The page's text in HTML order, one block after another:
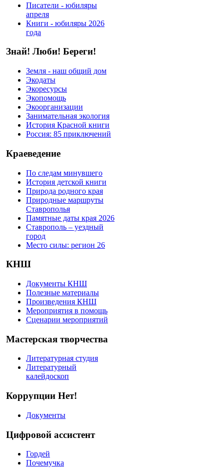
Писатели - юбиляры
апреля
Книги - юбиляры 2026
года
Знай! Люби! Береги!
Земля - наш общий дом
Экодаты
Экоресурсы
Экопомощь
Экоорганизации
Занимательная экология
История Красной книги
Россия: 85 приключений
Краеведение
По следам минувшего
История детской книги
Природа родного края
Природные маршруты
Ставрополья
Памятные даты края 2026
Ставрополь – уездный
город
Место силы: регион 26
КНШ
Документы КНШ
Полезные материалы
Произведения КНШ
Мероприятия в помощь
Сценарии мероприятий
Мастерская творчества
Литературная студия
Литературный
калейдоскоп
Коррупции Нет!
Документы
Цифровой ассистент
Гордей
Почемучка